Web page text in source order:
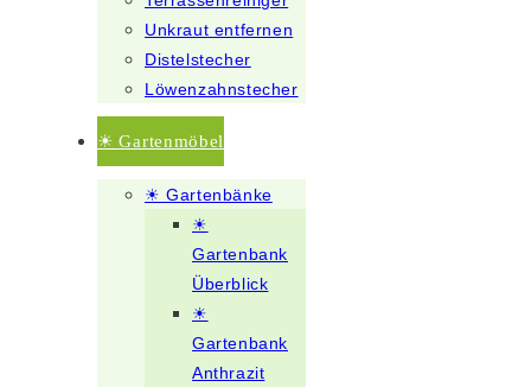
Unkraut entfernen
Distelstecher
Löwenzahnstecher
☀ Gartenmöbel
☀ Gartenbänke
☀
Gartenbank
Überblick
☀
Gartenbank
Anthrazit